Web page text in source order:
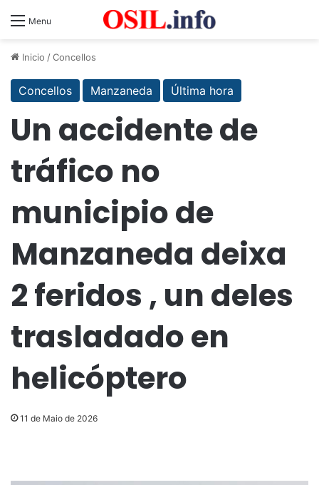
Menu
Inicio /Concellos
Concellos Manzaneda Última hora
Un accidente de
tráfico no
municipio de
Manzaneda deixa
2 feridos , un deles
trasladado en
helicóptero
11 de Maio de 2026